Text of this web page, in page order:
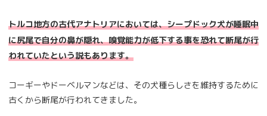
トルコ地方の古代アナトリアにおいては、シープドック犬が睡眠中
に尻尾で自分の鼻が隠れ、嗅覚能力が低下する事を恐れて断尾が行
われていたという説もあります。
コーギーやドーベルマンなどは、その犬種らしさを維持するために
古くから断尾が行われてきました。